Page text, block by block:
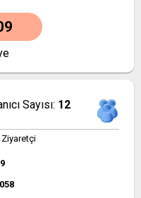
Sayısı: 12